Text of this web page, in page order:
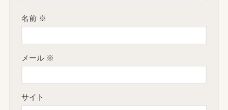
名前 ※
メール ※
サイト